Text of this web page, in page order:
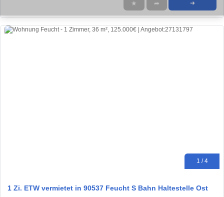
★ ➦ ➜
1 / 4
1 Zi. ETW vermietet in 90537 Feucht S Bahn Haltestelle Ost